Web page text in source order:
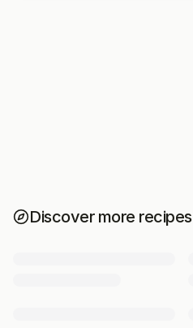
Discover more recipes